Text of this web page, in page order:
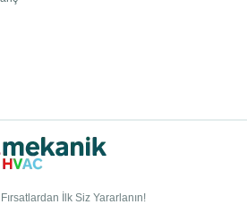
İlk Siz Yararlanın!